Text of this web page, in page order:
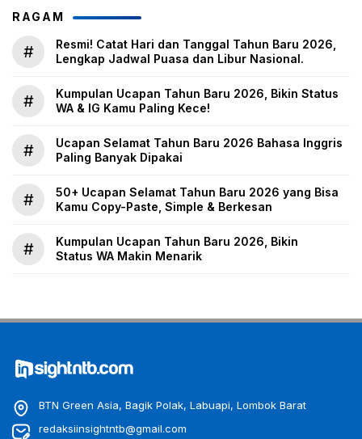
RAGAM
#
Resmi! Catat Hari dan Tanggal Tahun Baru 2026,
Lengkap Jadwal Puasa dan Libur Nasional.
#
Kumpulan Ucapan Tahun Baru 2026, Bikin Status
WA & IG Kamu Paling Kece!
#
Ucapan Selamat Tahun Baru 2026 Bahasa Inggris
Paling Banyak Dipakai
#
50+ Ucapan Selamat Tahun Baru 2026 yang Bisa
Kamu Copy-Paste, Simple & Berkesan
#
Kumpulan Ucapan Tahun Baru 2026, Bikin
Status WA Makin Menarik
BTN Green Asia, Bagik Polak, Labuapi, Lombok Barat
redaksiinsightntb@gmail.com